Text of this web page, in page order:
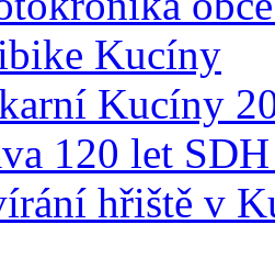
Kucíny
Kucíny
120 let
hřiště v